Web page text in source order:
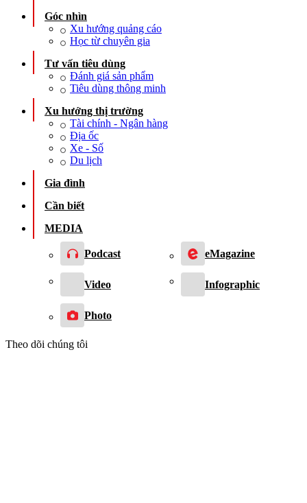
Góc nhìn
Xu hướng quảng cáo
Học từ chuyên gia
Tư vấn tiêu dùng
Đánh giá sản phẩm
Tiêu dùng thông minh
Xu hướng thị trường
Tài chính - Ngân hàng
Địa ốc
Xe - Số
Du lịch
Gia đình
Cần biết
MEDIA
Podcast eMagazine
Video Infographic
Photo
Theo dõi chúng tôi